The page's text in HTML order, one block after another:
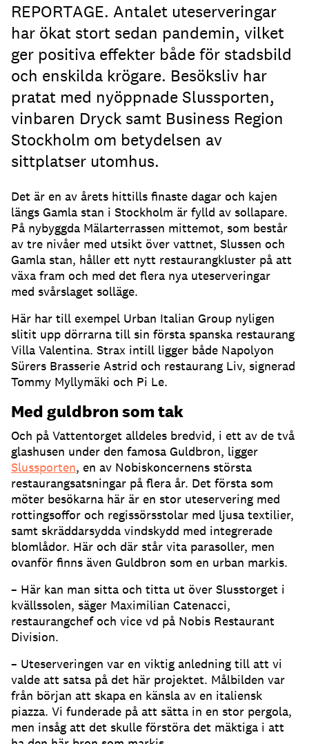
REPORTAGE. Antalet uteserveringar
har ökat stort sedan pandemin, vilket
ger positiva effekter både för stadsbild
och enskilda krögare. Besöksliv har
pratat med nyöppnade Slussporten,
vinbaren Dryck samt Business Region
Stockholm om betydelsen av
sittplatser utomhus.
Det är en av årets hittills finaste dagar och kajen
längs Gamla stan i Stockholm är fylld av sollapare.
På nybyggda Mälarterrassen mittemot, som består
av tre nivåer med utsikt över vattnet, Slussen och
Gamla stan, håller ett nytt restaurangkluster på att
växa fram och med det flera nya uteserveringar
med svårslaget solläge.
Här har till exempel Urban Italian Group nyligen
slitit upp dörrarna till sin första spanska restaurang
Villa Valentina. Strax intill ligger både Napolyon
Sürers Brasserie Astrid och restaurang Liv, signerad
Tommy Myllymäki och Pi Le.
Med guldbron som tak
Och på Vattentorget alldeles bredvid, i ett av de två
glashusen under den famosa Guldbron, ligger
Slussporten, en av Nobiskoncernens största
restaurangsatsningar på flera år. Det första som
möter besökarna här är en stor uteservering med
rottingsoffor och regissörsstolar med ljusa textilier,
samt skräddarsydda vindskydd med integrerade
blomlådor. Här och där står vita parasoller, men
ovanför finns även Guldbron som en urban markis.
– Här kan man sitta och titta ut över Slusstorget i
kvällssolen, säger Maximilian Catenacci,
restaurangchef och vice vd på Nobis Restaurant
Division.
– Uteserveringen var en viktig anledning till att vi
valde att satsa på det här projektet. Målbilden var
från början att skapa en känsla av en italiensk
piazza. Vi funderade på att sätta in en stor pergola,
men insåg att det skulle förstöra det mäktiga i att